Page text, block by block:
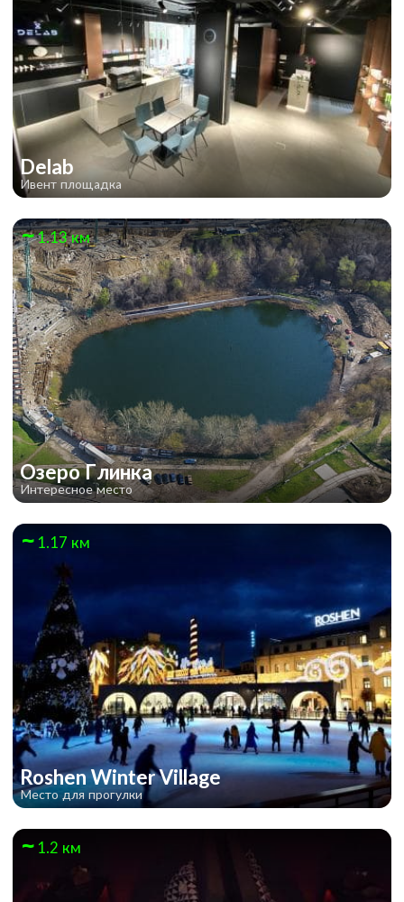
YourHostel Дружбы народов
YourHostel Олимпийский
YourHostel la Femme
Delab
Ивент площадка
1.13 км
Озеро Глинка
Интересное место
1.17 км
Roshen Winter Village
Место для прогулки
1.2 км